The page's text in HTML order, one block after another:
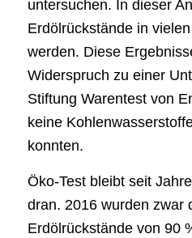
untersuchen. In dieser
Erdölrückstände in
werden. Diese
Widerspruch zu einer
Stiftung Warentest von
keine
konnten.
Öko-Test bleibt seit
dran. 2016 wurden zwar
Erdölrückstände von 90